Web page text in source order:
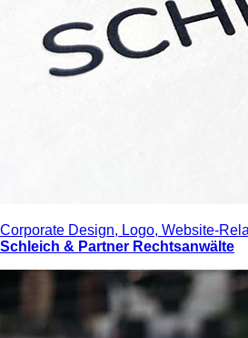
Corporate Design, Logo, Website-
Schleich & Partner Rechtsanwälte